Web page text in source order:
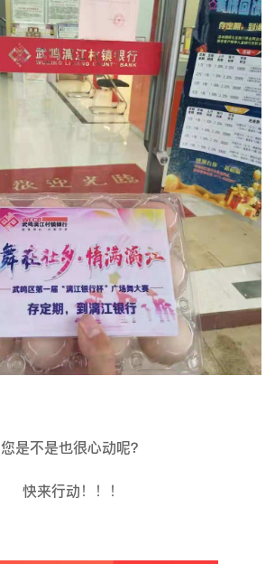
您是不是也很心动呢？
快来行动！！！